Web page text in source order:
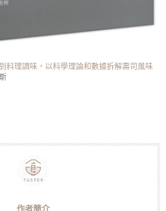
料理調味，以科學理論和數據拆解壽司風味